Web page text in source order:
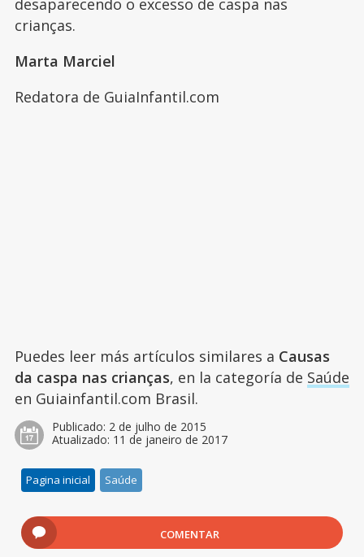
crianças.
Marta Marciel
Redatora de GuiaInfantil.com
Puedes leer más artículos similares a Causas
da caspa nas crianças, en la categoría de Saúde
en Guiainfantil.com Brasil.
Publicado: 2 de julho de 2015
Atualizado: 11 de janeiro de 2017
Pagina inicial Saúde
COMENTAR